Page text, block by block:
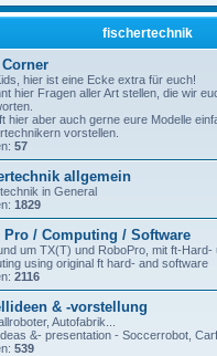
fischertechnik
hier ist eine Ecke extra für euch!
hier Fragen aller Art stellen, die wir
hier aber auch gerne eure Modelle
vorstellen.
57
allgemein
in General
1829
Pro / Computing / Software
um TX(T) und RoboPro, mit ft-Hard-
using original ft hard- and software
2116
& -vorstellung
Autofabrik...
&- presentation - Soccerrobot,
539